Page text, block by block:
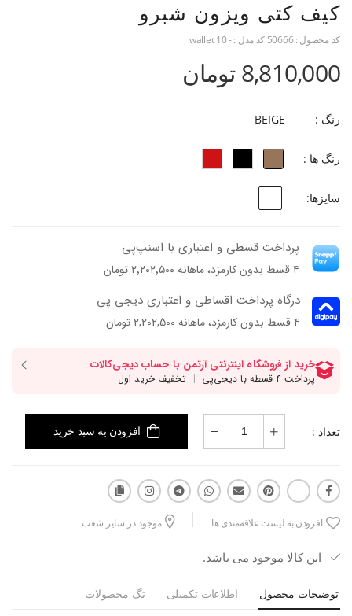
کیف کتی ویزون شبرو
کد محصول : 50666 کد مدل :- wallet 10
8,810,000 تومان
رنگ : BEIGE
رنگ ها :
سایزها:
پرداخت قسطی و اعتباری با اسنپ‌پی
۴ قسط بدون کارمزد، ماهانه ۲٬۲۰۲٬۵۰۰ تومان
درگاه پرداخت اقساطی و اعتباری دیجی پی
۴ قسط بدون کارمزد، ماهانه 2,202,500 تومان
تعداد : افزودن به سبد خرید
افزودن به لیست علاقه‌مندی ها موجود در سایر شعب
این کالا موجود می باشد.
توضیحات محصول اطلاعات تکمیلی تگ محصولات